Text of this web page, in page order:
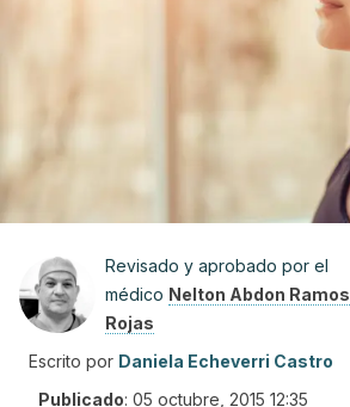
Revisado y aprobado por el
médico Nelton Abdon Ramos
Rojas
Escrito por Daniela Echeverri Castro
Publicado: 05 octubre, 2015 12:35